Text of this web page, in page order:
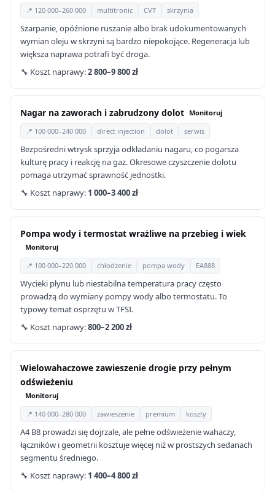
📍 120 000–260 000
multitronic CVT skrzynia
Szarpanie, opóźnione ruszanie albo brak udokumentowanych
wymian oleju w skrzyni są bardzo niepokojące. Regeneracja lub
większa naprawa potrafi być droga.
🔧 Koszt naprawy:2 800–9 800 zł
Nagar na zaworach i zabrudzony dolot Monitoruj
📍 100 000–240 000 direct injection dolot serwis
Bezpośredni wtrysk sprzyja odkładaniu nagaru, co pogarsza
kulturę pracy i reakcję na gaz. Okresowe czyszczenie dolotu
pomaga utrzymać sprawność jednostki.
🔧 Koszt naprawy: 1 000–3 400 zł
Pompa wody i termostat wrażliwe na przebieg i wiek
Monitoruj
📍 100 000–220 000
chłodzenie pompa wody EA888
Wycieki płynu lub niestabilna temperatura pracy często
prowadzą do wymiany pompy wody albo termostatu. To
typowy temat osprzętu w TFSI.
🔧 Koszt naprawy:800–2 200 zł
Wielowahaczowe zawieszenie drogie przy pełnym
odświeżeniu
Monitoruj
📍 140 000–280 000
zawieszenie premium koszty
A4 B8 prowadzi się dojrzale, ale pełne odświeżenie wahaczy,
łączników i geometrii kosztuje więcej niż w prostszych sedanach
segmentu średniego.
🔧 Koszt naprawy: 1 400–4 800 zł